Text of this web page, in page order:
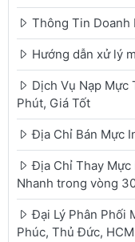
Thông Tin Doanh
Hướng dẫn xử lý
Dịch Vụ Nạp Mực
Phút, Giá Tốt
Địa Chỉ Bán Mực
Địa Chỉ Thay Mực
Nhanh trong vòng
Đại Lý Phân Phối
Phúc, Thủ Đức, HCM